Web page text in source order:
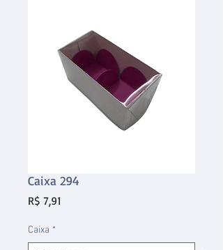
Caixa 294
R$ 7,91
Caixa *